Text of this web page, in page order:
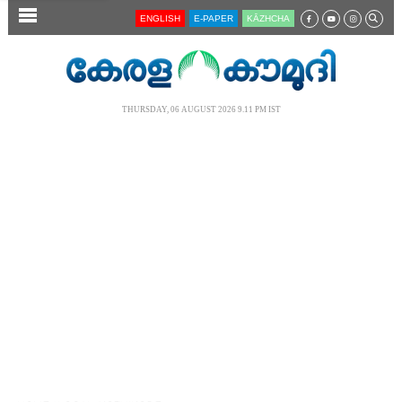
SECTIONS ENGLISH E-PAPER KĀZHCHA
THURSDAY, 06 AUGUST 2026 9.11 PM IST